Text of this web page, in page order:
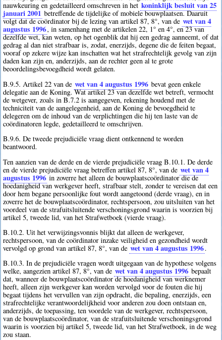
nauwkeuring en gedetailleerd omschreven in het koninklijk besluit van 25
januari 2001 betreffende de tijdelijke of mobiele bouwplaatsen. Daaruit
volgt dat de coördinator bij de lezing van artikel 87, 8°, van de wet van 4
augustus 1996, in samenhang met de artikelen 22, 1° en 4°, en 23 van
dezelfde wet, kan weten, op het ogenblik dat hij een gedrag aanneemt, of dat
gedrag al dan niet strafbaar is, zodat, enerzijds, degene die de feiten begaat,
vooraf op zekere wijze kan inschatten wat het strafrechtelijk gevolg van zijn
daden kan zijn en, anderzijds, aan de rechter geen al te grote
beoordelingsbevoegdheid wordt gelaten.
B.9.5. Artikel 22 van de wet van 4 augustus 1996 bevat geen enkele
delegatie aan de Koning. Wat artikel 23 van dezelfde wet betreft, vermocht
de wetgever, zoals in B.7.2 is aangegeven, rekening houdend met de
techniciteit van de aangelegenheid, aan de Koning de bevoegdheid te
delegeren om de inhoud van de verplichtingen die hij ten laste van de
coördinatoren legde, gedetailleerd te omschrijven.
B.9.6. De tweede prejudiciële vraag dient ontkennend te worden
beantwoord.
Ten aanzien van de derde en de vierde prejudiciële vraag B.10.1. De derde
en de vierde prejudiciële vraag betreffen artikel 87, 8°, van de wet van 4
augustus 1996 in zoverre het alleen de bouwplaatscoördinator die de
hoedanigheid van werkgever heeft, strafbaar stelt, zonder te vereisen dat een
door hem begane persoonlijke fout wordt aangetoond (derde vraag), en in
zoverre het de bouwplaatscoördinator, rechtspersoon, zou uitsluiten van het
voordeel van de strafuitsluitende verschoningsgrond waarin is voorzien bij
artikel 5, tweede lid, van het Strafwetboek (vierde vraag).
B.10.2. Uit het verwijzingsvonnis blijkt dat alleen de werkgever,
rechtspersoon, van de coördinator inzake veiligheid en gezondheid wordt
vervolgd op grond van artikel 87, 8°, van de wet van 4 augustus 1996.
B.10.3. In de prejudiciële vragen wordt uitgegaan van de hypothese volgens
welke, aangezien artikel 87, 8°, van de wet van 4 augustus 1996 bepaalt
dat, wanneer de bouwplaatscoördinator de hoedanigheid van werknemer
heeft, alleen zijn werkgever kan worden vervolgd voor de fouten die hij
begaat tijdens het vervullen van zijn opdracht, die bepaling, enerzijds, een
strafrechtelijke verantwoordelijkheid voor anderen zou doen ontstaan en,
anderzijds, de toepassing, ten voordele van de werkgever, rechtspersoon,
van de bouwplaatscoördinator, van de strafuitsluitende verschoningsgrond
waarin is voorzien bij artikel 5, tweede lid, van het Strafwetboek, in de weg
zou staan.